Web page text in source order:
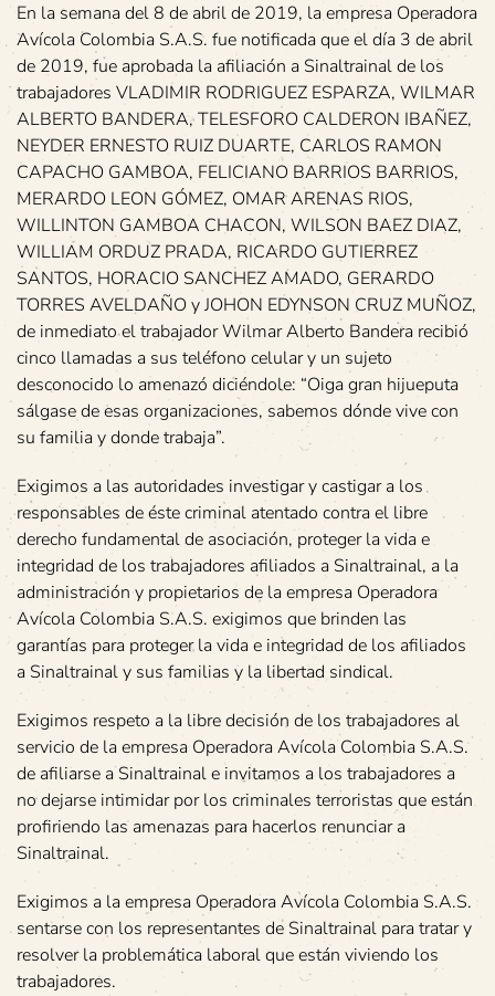
En la semana del 8 de abril de 2019, la empresa Operadora
Avícola Colombia S.A.S. fue notificada que el día 3 de abril
de 2019, fue aprobada la afiliación a Sinaltrainal de los
trabajadores VLADIMIR RODRIGUEZ ESPARZA, WILMAR
ALBERTO BANDERA, TELESFORO CALDERON IBAÑEZ,
NEYDER ERNESTO RUIZ DUARTE, CARLOS RAMON
CAPACHO GAMBOA, FELICIANO BARRIOS BARRIOS,
MERARDO LEON GÓMEZ, OMAR ARENAS RIOS,
WILLINTON GAMBOA CHACON, WILSON BAEZ DIAZ,
WILLIAM ORDUZ PRADA, RICARDO GUTIERREZ
SANTOS, HORACIO SANCHEZ AMADO, GERARDO
TORRES AVELDAÑO y JOHON EDYNSON CRUZ MUÑOZ,
de inmediato el trabajador Wilmar Alberto Bandera recibió
cinco llamadas a sus teléfono celular y un sujeto
desconocido lo amenazó diciéndole: “Oiga gran hijueputa
sálgase de esas organizaciones, sabemos dónde vive con
su familia y donde trabaja”.
Exigimos a las autoridades investigar y castigar a los
responsables de éste criminal atentado contra el libre
derecho fundamental de asociación, proteger la vida e
integridad de los trabajadores afiliados a Sinaltrainal, a la
administración y propietarios de la empresa Operadora
Avícola Colombia S.A.S. exigimos que brinden las
garantías para proteger la vida e integridad de los afiliados
a Sinaltrainal y sus familias y la libertad sindical.
Exigimos respeto a la libre decisión de los trabajadores al
servicio de la empresa Operadora Avícola Colombia S.A.S.
de afiliarse a Sinaltrainal e invitamos a los trabajadores a
no dejarse intimidar por los criminales terroristas que están
profiriendo las amenazas para hacerlos renunciar a
Sinaltrainal.
Exigimos a la empresa Operadora Avícola Colombia S.A.S.
sentarse con los representantes de Sinaltrainal para tratar y
resolver la problemática laboral que están viviendo los
trabajadores.